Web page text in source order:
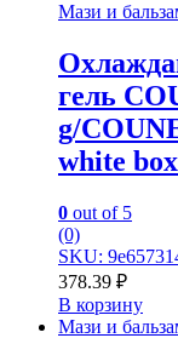
Мази и
гель
g/
white
0 out of 5
(0)
SKU:
378.39 ₽
В корзину
Мази и